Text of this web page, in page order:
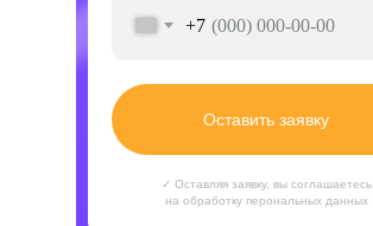
+7
Оставить заявку
✓ Оставляя заявку, вы соглашаетесь
на обработку перональных данных